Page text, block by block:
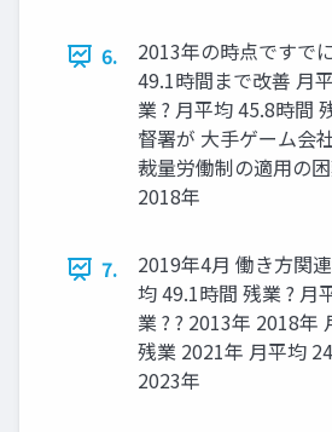
6.
2013年の時点ですで
49.1時間まで改善 月
業 ? 月平均 45.8時間
督署が 大手ゲーム会
裁量労働制の適用の
2018年
7.
2019年4月 働き方関
均 49.1時間 残業 ? 月
業 ? ? 2013年 2018年
残業 2021年 月平均
2023年